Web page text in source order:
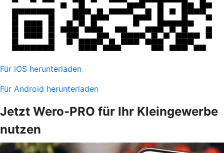
Für iOS herunterladen
Für Android herunterladen
Jetzt Wero-PRO für Ihr Kleingewerbe
nutzen